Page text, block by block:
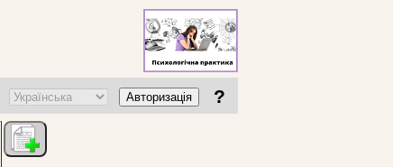
Авторизація ?